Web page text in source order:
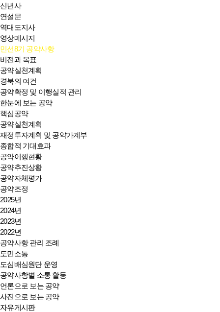
신년사
연설문
역대도지사
영상메시지
민선8기 공약사항
비전과 목표
공약실천계획
경북의 여건
공약확정 및 이행실적 관리
한눈에 보는 공약
핵심공약
공약실천계획
재정투자계획 및 공약가계부
종합적 기대효과
공약이행현황
공약추진상황
공약자체평가
공약조정
2025년
2024년
2023년
2022년
공약사항 관리 조례
도민소통
도심배심원단 운영
공약사항별 소통 활동
언론으로 보는 공약
사진으로 보는 공약
자유게시판